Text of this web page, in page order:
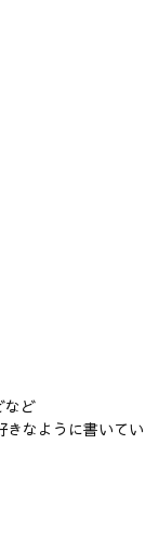
など
きなように書いてい